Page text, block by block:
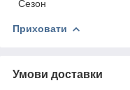
Сезон
Приховати
Умови доставки